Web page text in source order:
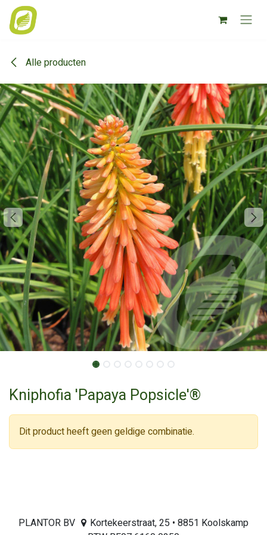
Overslaan naar inhoud
Alle producten
Kniphofia 'Papaya Popsicle'®
Dit product heeft geen geldige combinatie.
PLANTOR BV
Kortekeerstraat, 25 • 8851 Koolskamp